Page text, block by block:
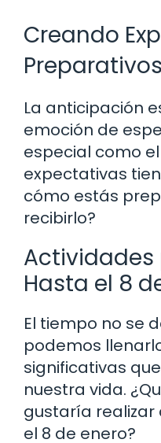
Creando
Preparativos
La anticipación
emoción de
especial como
expectativas
cómo estás
recibirlo?
Actividades
Hasta el 8
El tiempo no se
podemos
significativas
nuestra vida.
gustaría realizar
el 8 de enero?